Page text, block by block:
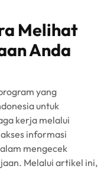
Melihat
Anda
yang
untuk
kerja melalui
informasi
mengecek
Melalui artikel ini,